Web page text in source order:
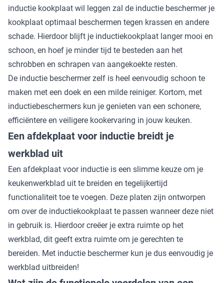
inductie kookplaat wil leggen zal de inductie beschermer je
kookplaat optimaal beschermen tegen krassen en andere
schade. Hierdoor blijft je inductiekookplaat langer mooi en
schoon, en hoef je minder tijd te besteden aan het
schrobben en schrapen van aangekoekte resten.
De inductie beschermer zelf is heel eenvoudig schoon te
maken met een doek en een milde reiniger. Kortom, met
inductiebeschermers kun je genieten van een schonere,
efficiëntere en veiligere kookervaring in jouw keuken.
Een afdekplaat voor inductie breidt je
werkblad uit
Een afdekplaat voor inductie is een slimme keuze om je
keukenwerkblad uit te breiden en tegelijkertijd
functionaliteit toe te voegen. Deze platen zijn ontworpen
om over de inductiekookplaat te passen wanneer deze niet
in gebruik is. Hierdoor creëer je extra ruimte op het
werkblad, dit geeft extra ruimte om je gerechten te
bereiden. Met inductie beschermer kun je dus eenvoudig je
werkblad uitbreiden!